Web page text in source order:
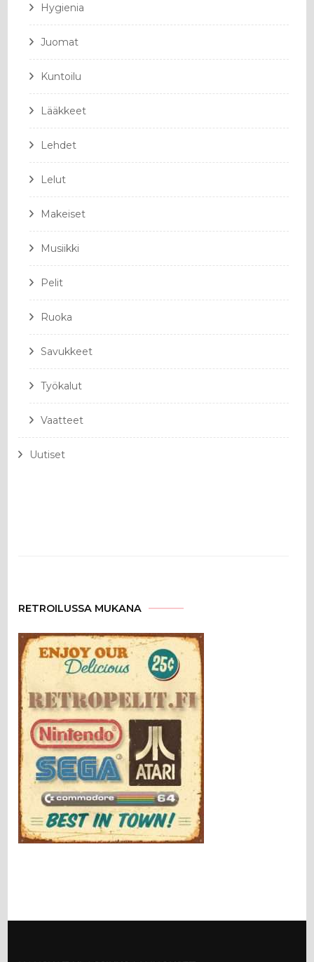
Hygienia
Juomat
Kuntoilu
Lääkkeet
Lehdet
Lelut
Makeiset
Musiikki
Pelit
Ruoka
Savukkeet
Työkalut
Vaatteet
Uutiset
RETROILUSSA MUKANA